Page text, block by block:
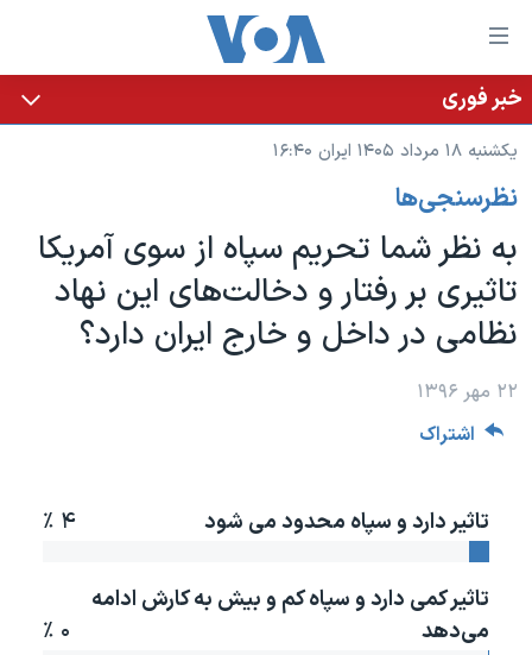
لینکهای
قابل
دسترسی
جهش
محتوای
اصلی
جهش
به
صفحه
جهش
خانه
نسخه سبک وب‌سایت
موضوع ها
ایران
آمریکا
جهان
ورزشی
گزیده‌ها
ویدیوها
حقوق شهروندی
اقتصادی
برنامه های تلویزیونی
جدول برنامه ها
صفحه‌های ویژه
جام جهانی ۲۰۲۶
عملیات خشم حماسی
بایگانی برنامه‌های تلویزیونی
انتخابات ریاست جمهوری آمریکا ۲۰۲۴
حمله جمهوری اسلامی به اسرائیل
فرکانس‌های صدای آمریکا
پخش رادیویی
خبر فوری
یکشنبه ۱۸ مرداد ۱۴۰۵ ایران ۱۶:۴۰
نظرسنجی‌ها
به نظر شما تحریم سپاه از سوی آمریکا
تاثیری بر رفتار و دخالت‏‌های این نهاد
نظامی در داخل و خارج ایران دارد؟
۲۲ مهر ۱۳۹۶
اشتراک
تاثیر دارد و سپاه محدود می شود ۴ ٪
تاثیر کمی دارد و سپاه کم و بیش به کارش ادامه
می‌دهد
۰ ٪